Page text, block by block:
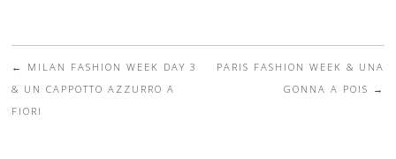
Post navigation
←
MILAN FASHION WEEK DAY 3
& UN CAPPOTTO AZZURRO A
FIORI
PARIS FASHION WEEK & UNA
GONNA A POIS →